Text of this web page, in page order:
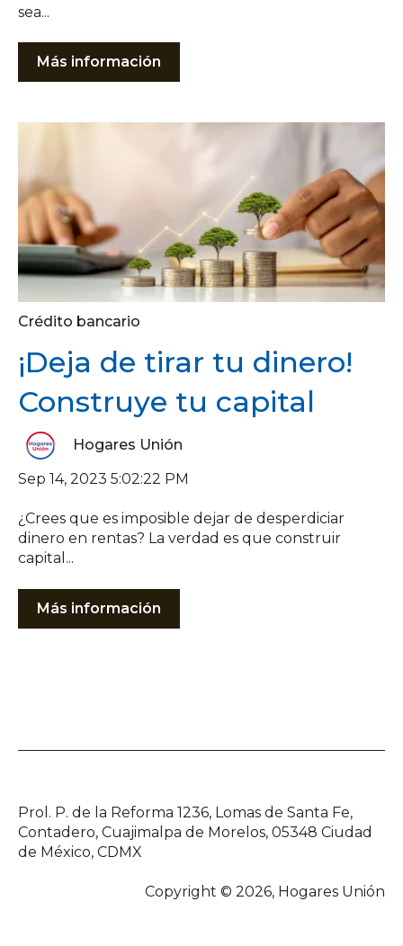
sea...
Más información
Crédito bancario
¡Deja de tirar tu dinero!
Construye tu capital
Hogares Unión
Sep 14, 2023 5:02:22 PM
¿Crees que es imposible dejar de desperdiciar
dinero en rentas? La verdad es que construir
capital...
Más información
Prol. P. de la Reforma 1236, Lomas de Santa Fe,
Contadero, Cuajimalpa de Morelos, 05348 Ciudad
de México, CDMX
Copyright © 2026, Hogares Unión